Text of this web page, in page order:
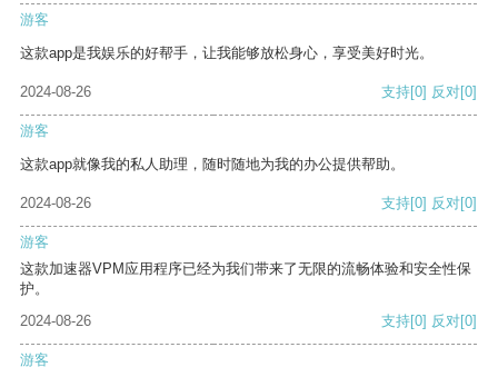
游客
这款app是我娱乐的好帮手，让我能够放松身心，享受美好时光。
2024-08-26 支持[0] 反对[0]
游客
这款app就像我的私人助理，随时随地为我的办公提供帮助。
2024-08-26 支持[0] 反对[0]
游客
这款加速器VPM应用程序已经为我们带来了无限的流畅体验和安全性保
护。
2024-08-26
支持[0] 反对[0]
游客